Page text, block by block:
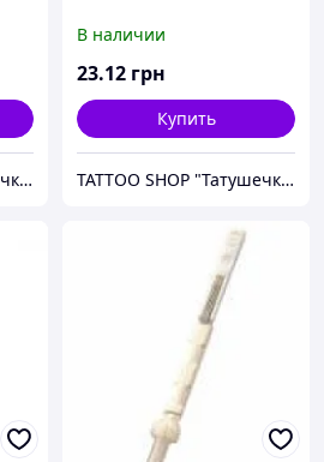
TATTOO SHOP "Татушечка" Молдова
В наличии
23.12 грн
Купить
TATTOO SHOP "Татушечка" Молдова